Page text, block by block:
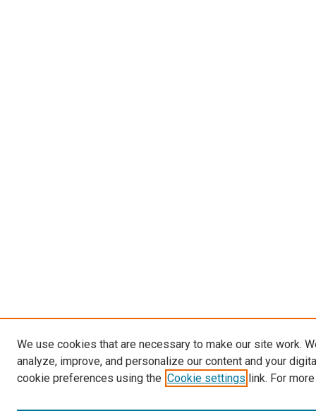
We use cookies that are necessary to make our site work.
analyze, improve, and personalize our content and your
cookie preferences using the Cookie settings link. For